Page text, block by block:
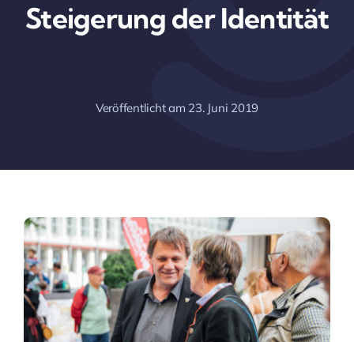
Arbeitsschwerpunkte
Steigerung der Identität
Veröffentlicht am 23. Juni 2019